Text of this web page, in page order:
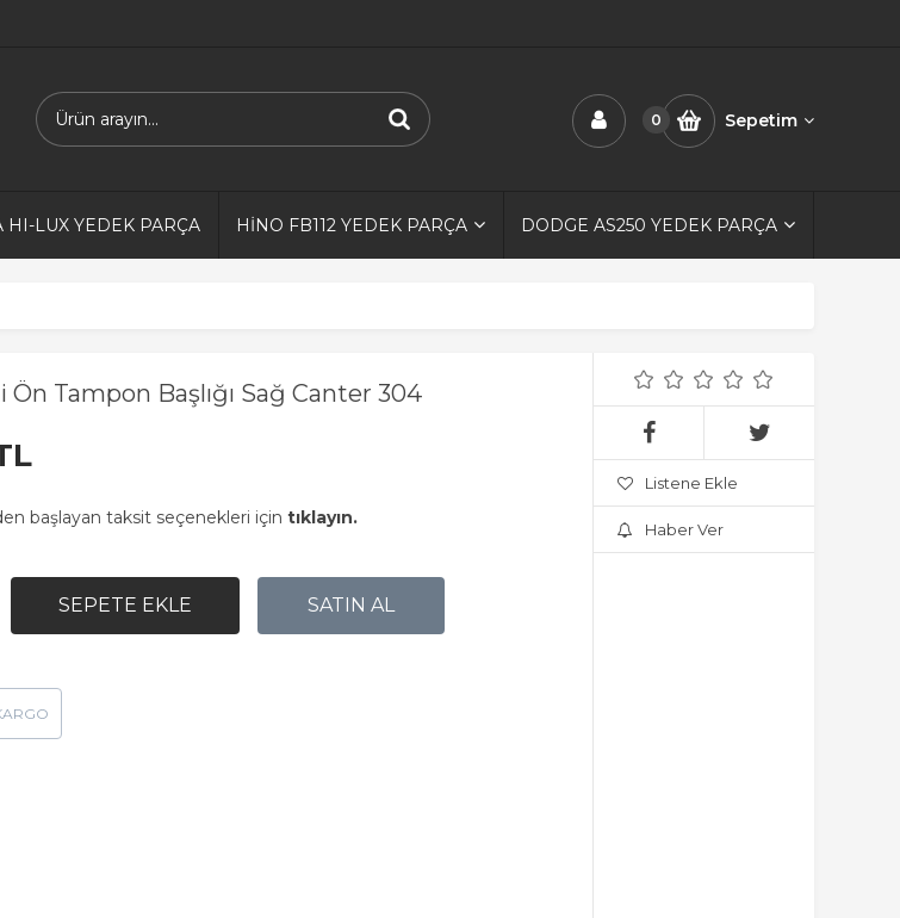
0 Sepetim
HI-LUX YEDEK PARÇA HİNO FB112 YEDEK PARÇA DODGE AS250 YEDEK PARÇA
Tampon Başlığı Sağ Canter 304
başlayan taksit seçenekleri için tıklayın.
Listene Ekle
Haber Ver